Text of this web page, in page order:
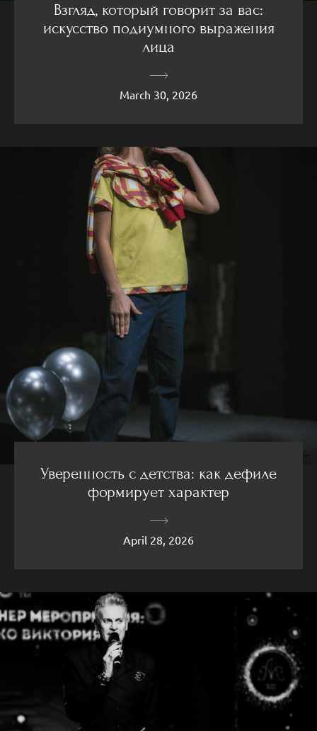
Взгляд, который говорит за вас:
искусство подиумного выражения
лица
March 30, 2026
Уверенность с детства: как дефиле
формирует характер
April 28, 2026